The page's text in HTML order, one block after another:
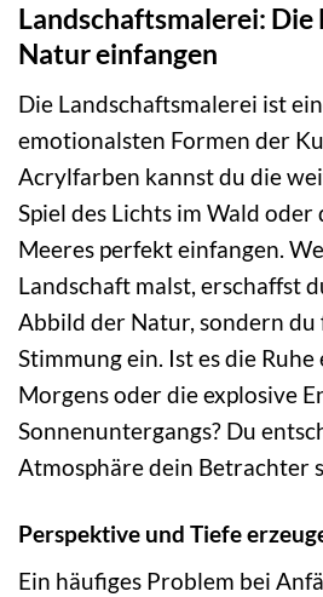
Landschaftsmalerei: Die
Natur einfangen
Die Landschaftsmalerei ist
emotionalsten Formen der
Acrylfarben kannst du die
Spiel des Lichts im Wald
Meeres perfekt einfangen.
Landschaft malst, erschaffst
Abbild der Natur, sondern du
Stimmung ein. Ist es die Ruhe
Morgens oder die explosive
Sonnenuntergangs? Du
Atmosphäre dein Betrachter
Perspektive und Tiefe
Ein häufiges Problem bei